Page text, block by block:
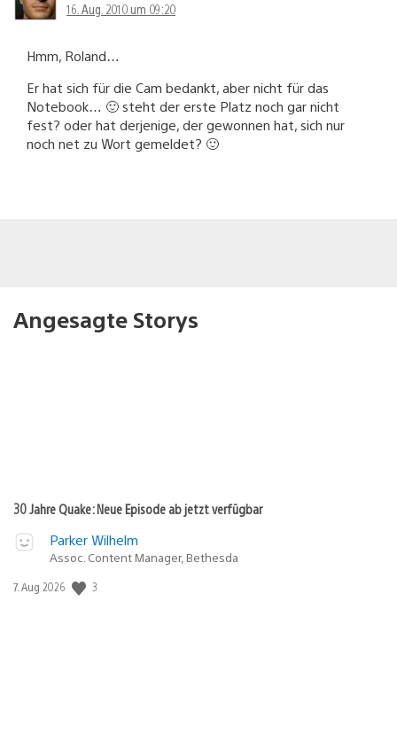
16. Aug. 2010 um 09:20
Hmm, Roland…
Er hat sich für die Cam bedankt, aber nicht für das
Notebook… 🙂 steht der erste Platz noch gar nicht
fest? oder hat derjenige, der gewonnen hat, sich nur
noch net zu Wort gemeldet? 🙂
Angesagte Storys
30 Jahre Quake: Neue Episode ab jetzt verfügbar
Parker Wilhelm
Assoc. Content Manager, Bethesda
Veröffentlichungsdatum:
7. Aug 2026 3